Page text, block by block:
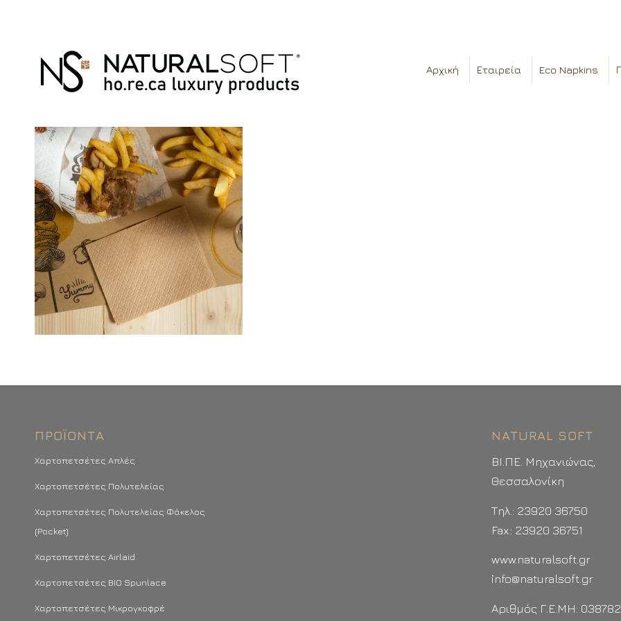
Αρχική Εταιρεία Eco Napkins
ΠΡΟΪΌΝΤΑ
Χαρτοπετσέτες Απλές
Χαρτοπετσέτες Πολυτελείας
Χαρτοπετσέτες Πολυτελείας Φάκελος
(Pocket)
Χαρτοπετσέτες Airlaid
Χαρτοπετσέτες BIO Spunlace
Χαρτοπετσέτες Μικρογκοφρέ
NATURAL SOFT
ΒΙ.ΠΕ. Μηχανιώνας,
Θεσσαλονίκη
Τηλ.: 23920 36750
Fax.: 23920 36751
www.naturalsoft.gr
info@naturalsoft.gr
Αριθμός Γ.Ε.ΜΗ: